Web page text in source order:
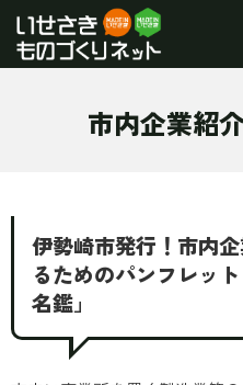
市内企業紹
伊勢崎市発行！市内
るためのパンフレッ
名鑑」